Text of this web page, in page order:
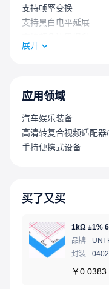
支持帧率变换
支持黑白电平延展
支持动态清晰度调节
支持一个带Alpha混合
支持复合视频和S端子
支持格式：NTSC、
支持工业级标准索尼/
支持模拟左右立体声输
内置定时器、只读存
内置固件并可支持外
进行客户定制
内置电源启动复位
展开
应用领域
汽车娱乐装备
高清转复合视频适配器
手持便携式设备
买了又买
1kΩ ±1%
品牌
UNI-
封装
0402
￥0.0383